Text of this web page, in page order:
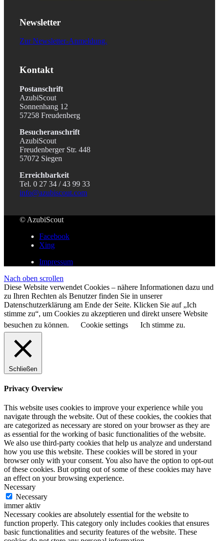
Newsletter
Zur Newsletter-Anmeldung.
Kontakt
Postanschrift
AzubiScout
Sonnenhang 12
57258 Freudenberg
Besucheranschrift
AzubiScout
Freudenberger Str. 448
57072 Siegen
Erreichbarkeit
Tel. 0 27 34 / 43 99 33
info@azubiscout.com
© AzubiScout
Facebook
Xing
Impressum
Nach oben scrollen
Diese Website verwendet Cookies – nähere Informationen dazu und
zu Ihren Rechten als Benutzer finden Sie in unserer
Datenschutzerklärung am Ende der Seite. Klicken Sie auf „Ich
stimme zu“, um Cookies zu akzeptieren und direkt unsere Website
besuchen zu können.
Cookie settings Ich stimme zu.
Schließen
Privacy Overview
This website uses cookies to improve your experience while you
navigate through the website. Out of these cookies, the cookies that
are categorized as necessary are stored on your browser as they are
as essential for the working of basic functionalities of the website.
We also use third-party cookies that help us analyze and understand
how you use this website. These cookies will be stored in your
browser only with your consent. You also have the option to opt-out
of these cookies. But opting out of some of these cookies may have
an effect on your browsing experience.
Necessary
Necessary
immer aktiv
Necessary cookies are absolutely essential for the website to
function properly. This category only includes cookies that ensures
basic functionalities and security features of the website. These